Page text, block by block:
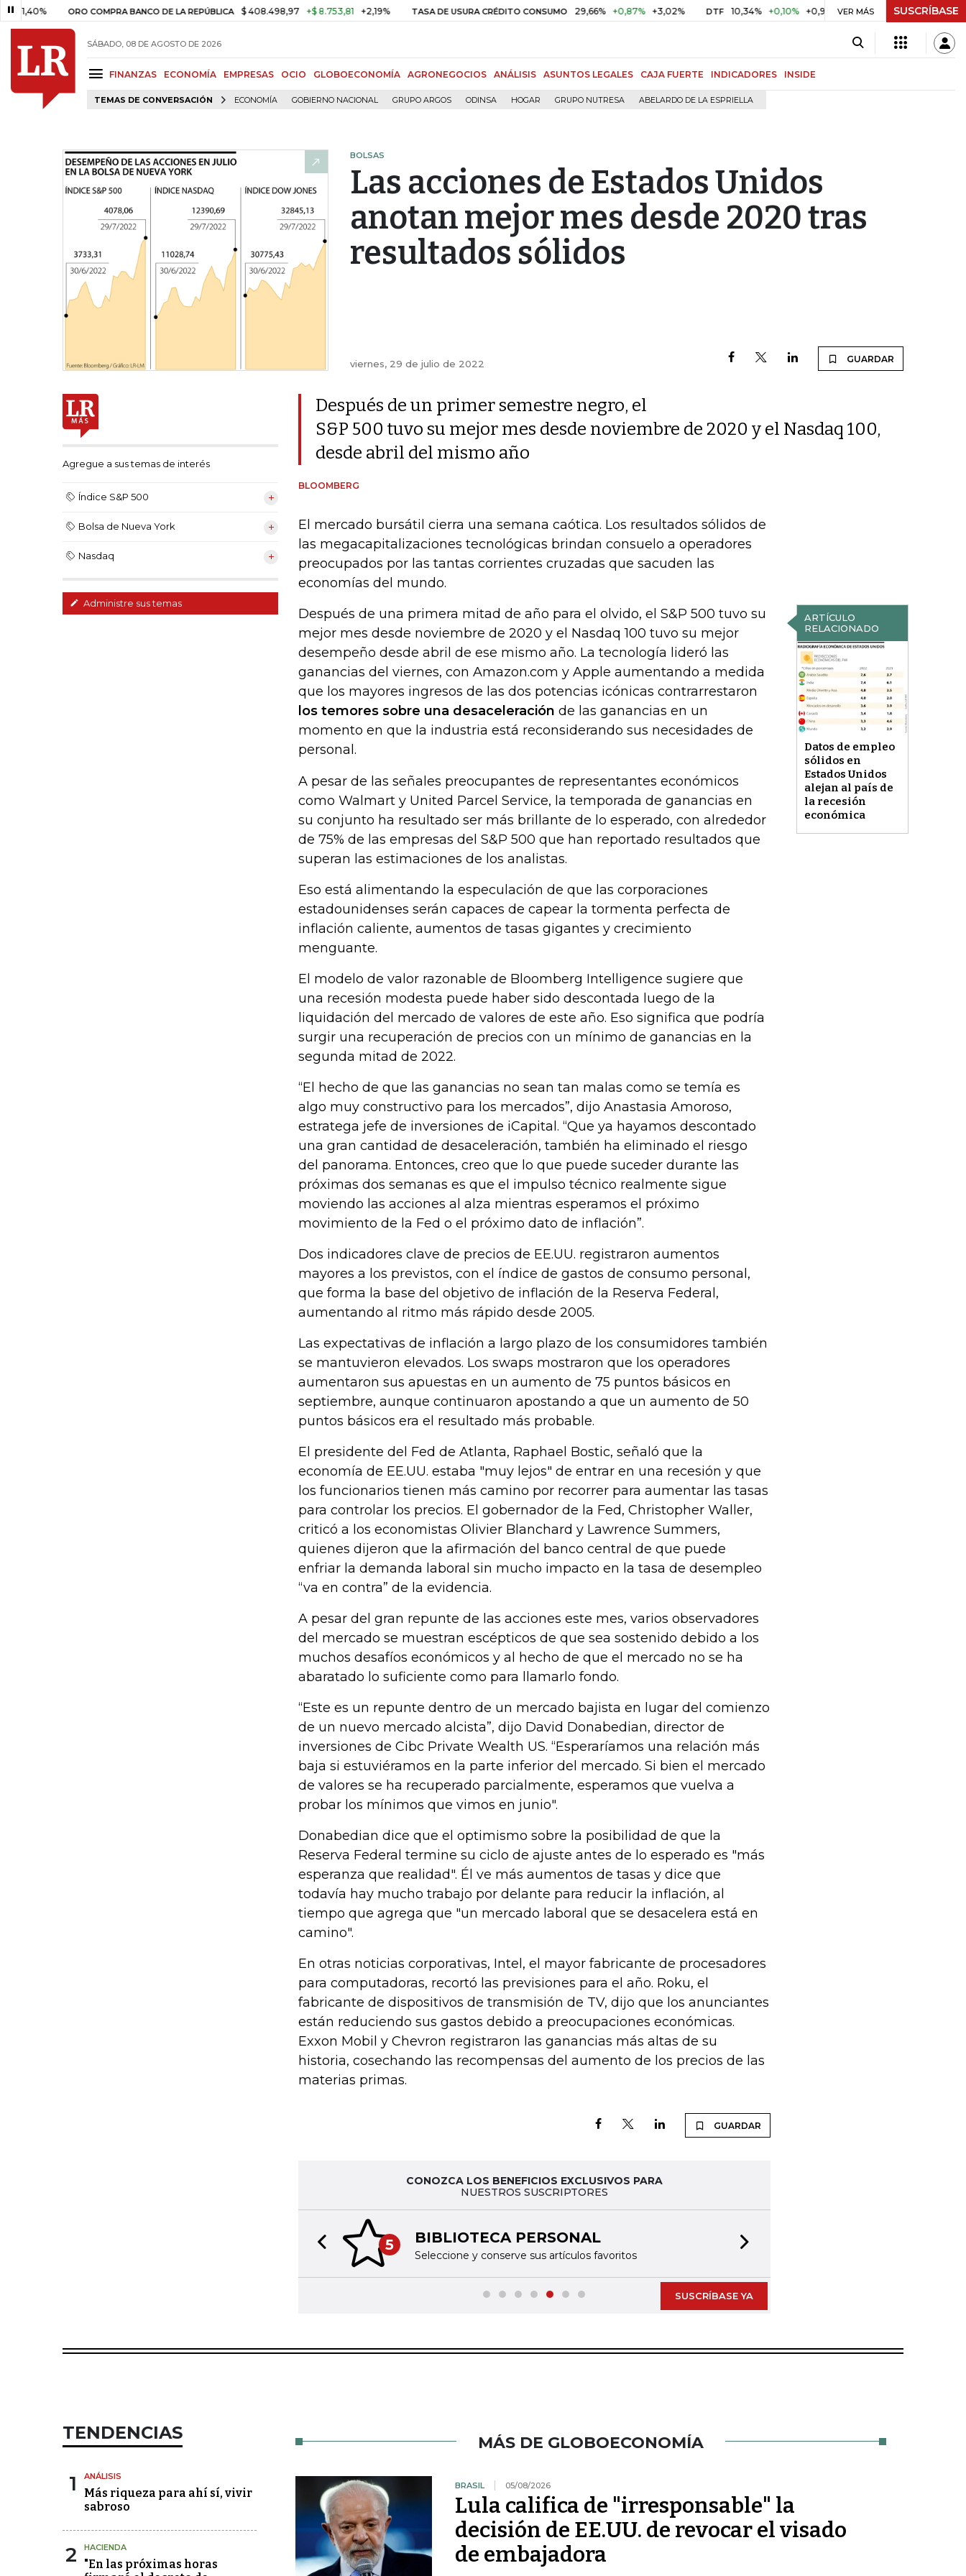
ORO COMPRA BANCO DE LA REPÚBLICA $ 408.498,97 +$ 8.753,81 +2,19% TASA DE USURA CRÉDITO CONSUMO 29,66% +0,87% +3,02% DTF 10,34% +0,10% +0,98% UVR $ 416,96 +$ 0,05 +0,01%
VER MÁS SUSCRÍBASE
SÁBADO, 08 DE AGOSTO DE 2026
FINANZAS ECONOMÍA EMPRESAS OCIO GLOBOECONOMÍA AGRONEGOCIOS ANÁLISIS ASUNTOS LEGALES CAJA FUERTE INDICADORES INSIDE
TEMAS DE CONVERSACIÓN ECONOMÍA GOBIERNO NACIONAL GRUPO ARGOS ODINSA HOGAR GRUPO NUTRESA ABELARDO DE LA ESPRIELLA
BOLSAS
Las acciones de Estados Unidos
anotan mejor mes desde 2020 tras
resultados sólidos
viernes, 29 de julio de 2022 GUARDAR
Agregue a sus temas de interés
Índice S&P 500
Bolsa de Nueva York
Nasdaq
Administre sus temas
Después de un primer semestre negro, el
S&P 500 tuvo su mejor mes desde noviembre de 2020 y el Nasdaq 100,
desde abril del mismo año
BLOOMBERG
El mercado bursátil cierra una semana caótica. Los resultados sólidos de
las megacapitalizaciones tecnológicas brindan consuelo a operadores
preocupados por las tantas corrientes cruzadas que sacuden las
economías del mundo.
ARTÍCULO
RELACIONADO
Datos de empleo
sólidos en
Estados Unidos
alejan al país de
la recesión
económica
Después de una primera mitad de año para el olvido, el S&P 500 tuvo su
mejor mes desde noviembre de 2020 y el Nasdaq 100 tuvo su mejor
desempeño desde abril de ese mismo año. La tecnología lideró las
ganancias del viernes, con Amazon.com y Apple aumentando a medida
que los mayores ingresos de las dos potencias icónicas contrarrestaron
los temores sobre una desaceleración de las ganancias en un
momento en que la industria está reconsiderando sus necesidades de
personal.
A pesar de las señales preocupantes de representantes económicos
como Walmart y United Parcel Service, la temporada de ganancias en
su conjunto ha resultado ser más brillante de lo esperado, con alrededor
de 75% de las empresas del S&P 500 que han reportado resultados que
superan las estimaciones de los analistas.
Eso está alimentando la especulación de que las corporaciones
estadounidenses serán capaces de capear la tormenta perfecta de
inflación caliente, aumentos de tasas gigantes y crecimiento
menguante.
El modelo de valor razonable de Bloomberg Intelligence sugiere que
una recesión modesta puede haber sido descontada luego de la
liquidación del mercado de valores de este año. Eso significa que podría
surgir una recuperación de precios con un mínimo de ganancias en la
segunda mitad de 2022.
“El hecho de que las ganancias no sean tan malas como se temía es
algo muy constructivo para los mercados”, dijo Anastasia Amoroso,
estratega jefe de inversiones de iCapital. “Que ya hayamos descontado
una gran cantidad de desaceleración, también ha eliminado el riesgo
del panorama. Entonces, creo que lo que puede suceder durante las
próximas dos semanas es que el impulso técnico realmente sigue
moviendo las acciones al alza mientras esperamos el próximo
movimiento de la Fed o el próximo dato de inflación”.
Dos indicadores clave de precios de EE.UU. registraron aumentos
mayores a los previstos, con el índice de gastos de consumo personal,
que forma la base del objetivo de inflación de la Reserva Federal,
aumentando al ritmo más rápido desde 2005.
Las expectativas de inflación a largo plazo de los consumidores también
se mantuvieron elevados. Los swaps mostraron que los operadores
aumentaron sus apuestas en un aumento de 75 puntos básicos en
septiembre, aunque continuaron apostando a que un aumento de 50
puntos básicos era el resultado más probable.
El presidente del Fed de Atlanta, Raphael Bostic, señaló que la
economía de EE.UU. estaba "muy lejos" de entrar en una recesión y que
los funcionarios tienen más camino por recorrer para aumentar las tasas
para controlar los precios. El gobernador de la Fed, Christopher Waller,
criticó a los economistas Olivier Blanchard y Lawrence Summers,
quienes dijeron que la afirmación del banco central de que puede
enfriar la demanda laboral sin mucho impacto en la tasa de desempleo
“va en contra” de la evidencia.
A pesar del gran repunte de las acciones este mes, varios observadores
del mercado se muestran escépticos de que sea sostenido debido a los
muchos desafíos económicos y al hecho de que el mercado no se ha
abaratado lo suficiente como para llamarlo fondo.
“Este es un repunte dentro de un mercado bajista en lugar del comienzo
de un nuevo mercado alcista”, dijo David Donabedian, director de
inversiones de Cibc Private Wealth US. “Esperaríamos una relación más
baja si estuviéramos en la parte inferior del mercado. Si bien el mercado
de valores se ha recuperado parcialmente, esperamos que vuelva a
probar los mínimos que vimos en junio".
Donabedian dice que el optimismo sobre la posibilidad de que la
Reserva Federal termine su ciclo de ajuste antes de lo esperado es "más
esperanza que realidad". Él ve más aumentos de tasas y dice que
todavía hay mucho trabajo por delante para reducir la inflación, al
tiempo que agrega que "un mercado laboral que se desacelera está en
camino".
En otras noticias corporativas, Intel, el mayor fabricante de procesadores
para computadoras, recortó las previsiones para el año. Roku, el
fabricante de dispositivos de transmisión de TV, dijo que los anunciantes
están reduciendo sus gastos debido a preocupaciones económicas.
Exxon Mobil y Chevron registraron las ganancias más altas de su
historia, cosechando las recompensas del aumento de los precios de las
materias primas.
GUARDAR
CONOZCA LOS BENEFICIOS EXCLUSIVOS PARA
NUESTROS SUSCRIPTORES
5 BIBLIOTECA PERSONAL
Seleccione y conserve sus artículos favoritos
Previous slide
SUSCRÍBASE YA
TENDENCIAS
1 ANÁLISIS
Más riqueza para ahí sí, vivir
sabroso
2 HACIENDA
"En las próximas horas
MÁS DE GLOBOECONOMÍA
BRASIL 05/08/2026
Lula califica de "irresponsable" la
decisión de EE.UU. de revocar el visado
de embajadora